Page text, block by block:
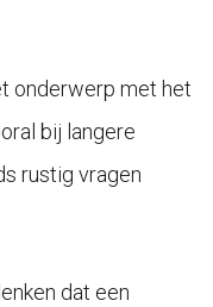
onderwerp met het
bij langere
rustig vragen
dat een